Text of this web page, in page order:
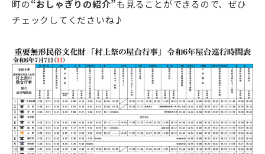
町の“おしゃぎりの紹介”も見ることができるので、ぜひ
チェックしてくださいね♪